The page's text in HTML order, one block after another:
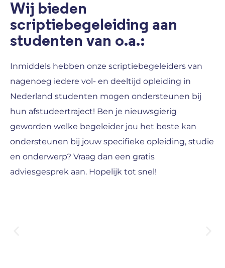
Wij bieden
scriptiebegeleiding aan
studenten van o.a.:
Inmiddels hebben onze scriptiebegeleiders van
nagenoeg iedere vol- en deeltijd opleiding in
Nederland studenten mogen ondersteunen bij
hun afstudeertraject! Ben je nieuwsgierig
geworden welke begeleider jou het beste kan
ondersteunen bij jouw specifieke opleiding, studie
en onderwerp? Vraag dan een gratis
adviesgesprek aan. Hopelijk tot snel!